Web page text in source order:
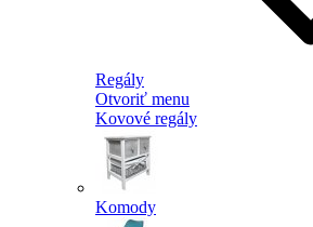
Regály
Otvoriť menu
Kovové regály
Komody